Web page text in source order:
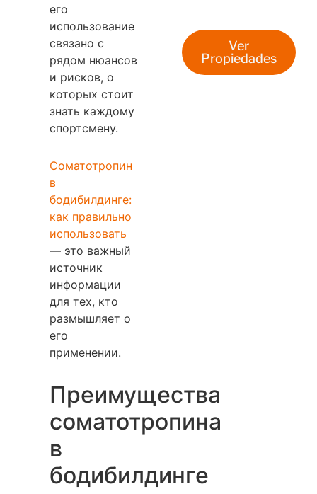
его
использование
связано с
рядом нюансов
и рисков, о
которых стоит
знать каждому
спортсмену.
Соматотропин
в
бодибилдинге:
как правильно
использовать
— это важный
источник
информации
для тех, кто
размышляет о
его
применении.
Преимущества
соматотропина
в
бодибилдинге
Ver
Propiedades